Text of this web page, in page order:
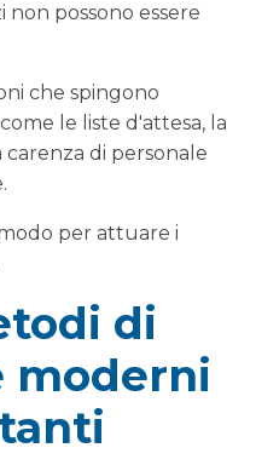
possono essere
che spingono
le liste d'attesa, la
di personale
per attuare i
di
moderni